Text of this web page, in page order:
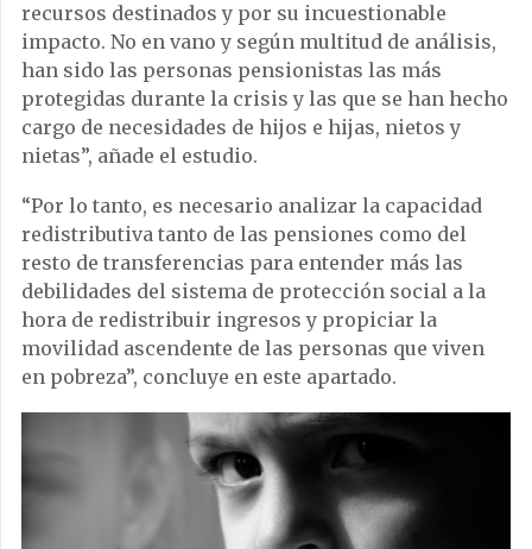
recursos destinados y por su incuestionable
impacto. No en vano y según multitud de análisis,
han sido las personas pensionistas las más
protegidas durante la crisis y las que se han hecho
cargo de necesidades de hijos e hijas, nietos y
nietas”, añade el estudio.
“Por lo tanto, es necesario analizar la capacidad
redistributiva tanto de las pensiones como del
resto de transferencias para entender más las
debilidades del sistema de protección social a la
hora de redistribuir ingresos y propiciar la
movilidad ascendente de las personas que viven
en pobreza”, concluye en este apartado.